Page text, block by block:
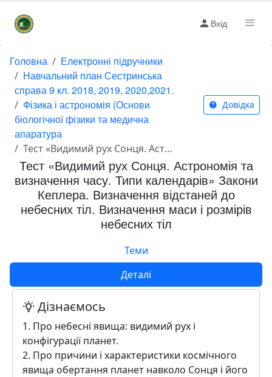
Вхід
Головна
Електронні підручники
Навчальний план Сестринська
справа 9 кл. 2018, 2019, 2020,2021.
Фізика і астрономія (Основи
біологічної фізики та медична
апаратура
Тест «Видимий рух Сонця. Астрономія та визначення часу. Типи календарів» Закони Кеплера. Визначення відстаней до небесних тіл. Визначення маси і розмірів небесних тіл
Довідка
Тест «Видимий рух Сонця. Астрономія та
визначення часу. Типи календарів» Закони
Кеплера. Визначення відстаней до
небесних тіл. Визначення маси і розмірів
небесних тіл
Теми
Деталі
Дізнаємось
1. Про небесні явища: видимий рух і
конфігурації планет.
2. Про причини і характеристики космічного
явища обертання планет навколо Сонця і його